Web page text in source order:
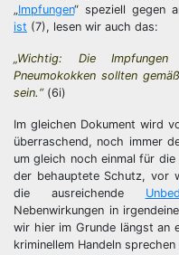
„Impfungen“ speziell gegen
ist (7), lesen wir auch das:
„Wichtig: Die
Pneumokokken sollten
sein.“(6i)
Im gleichen Dokument wird
überraschend, noch immer
um gleich noch einmal für
der behauptete Schutz, vor
die ausreichende
Nebenwirkungen in
wir hier im Grunde längst an
kriminellem Handeln